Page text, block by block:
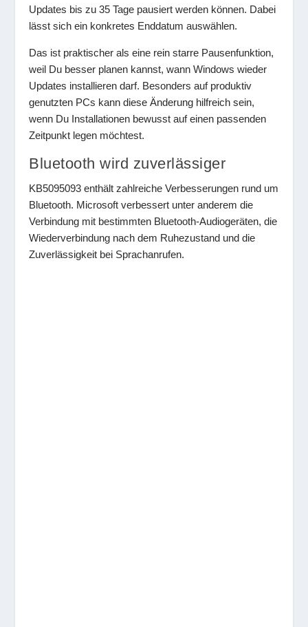
Updates bis zu 35 Tage pausiert werden können. Dabei
lässt sich ein konkretes Enddatum auswählen.
Das ist praktischer als eine rein starre Pausenfunktion,
weil Du besser planen kannst, wann Windows wieder
Updates installieren darf. Besonders auf produktiv
genutzten PCs kann diese Änderung hilfreich sein,
wenn Du Installationen bewusst auf einen passenden
Zeitpunkt legen möchtest.
Bluetooth wird zuverlässiger
KB5095093 enthält zahlreiche Verbesserungen rund um
Bluetooth. Microsoft verbessert unter anderem die
Verbindung mit bestimmten Bluetooth-Audiogeräten, die
Wiederverbindung nach dem Ruhezustand und die
Zuverlässigkeit bei Sprachanrufen.